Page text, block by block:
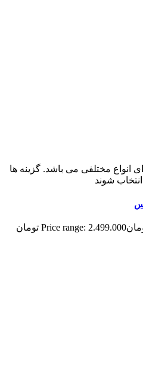
انواع مختلفی می باشد. گزینه ها
شوند
Price range: 2.499.000 تومان